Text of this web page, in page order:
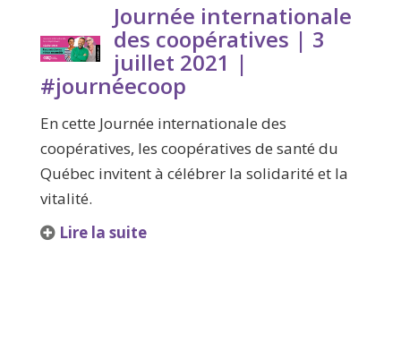
Journée internationale
des coopératives | 3
juillet 2021 |
#journéecoop
En cette Journée internationale des
coopératives, les coopératives de santé du
Québec invitent à célébrer la solidarité et la
vitalité.
Lire la suite